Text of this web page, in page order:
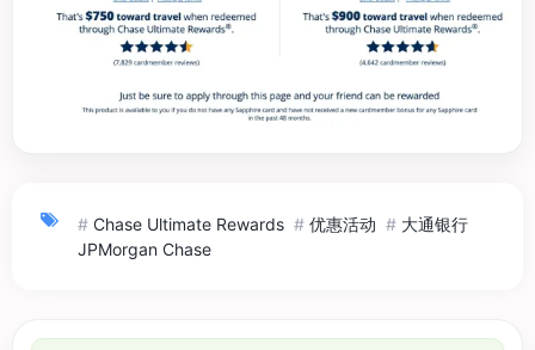
# Chase Ultimate Rewards # 优惠活动 # 大通银行
JPMorgan Chase